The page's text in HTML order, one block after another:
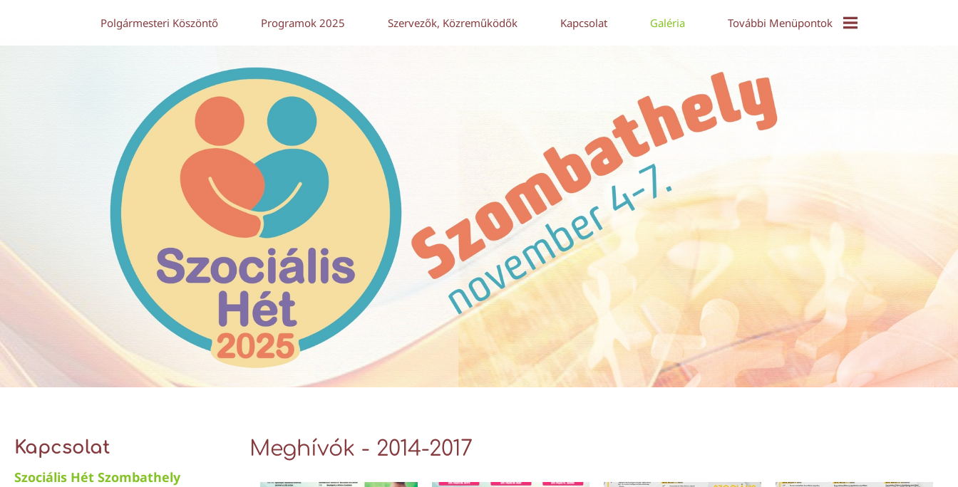
Polgármesteri Köszöntő Programok 2025 Szervezők, Közreműködők Kapcsolat Galéria További Menüpontok
Közös Táncház - Video
Online Konferencia 2021
Alkotói Pályázat 2017
Díjazott Alkotások 2017
Videó Galéria
Kapcsolat
Szociális Hét Szombathely
Meghívók - 2014-2017